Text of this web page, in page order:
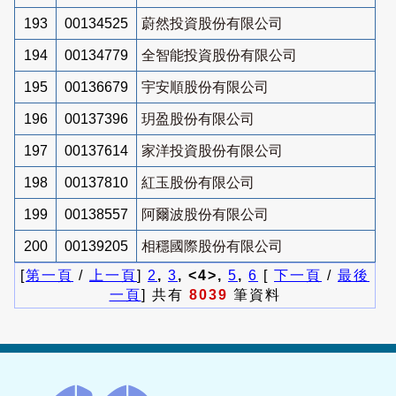
193 00134525 蔚然投資股份有限公司
194 00134779 全智能投資股份有限公司
195 00136679 宇安順股份有限公司
196 00137396 玥盈股份有限公司
197 00137614 家洋投資股份有限公司
198 00137810 紅玉股份有限公司
199 00138557 阿爾波股份有限公司
200 00139205
相穩國際股份有限公司
[第一頁 / 上一頁] 2 , 3, <4>, 5, 6 [ 下一頁 / 最後
一頁] 共有 8039 筆資料